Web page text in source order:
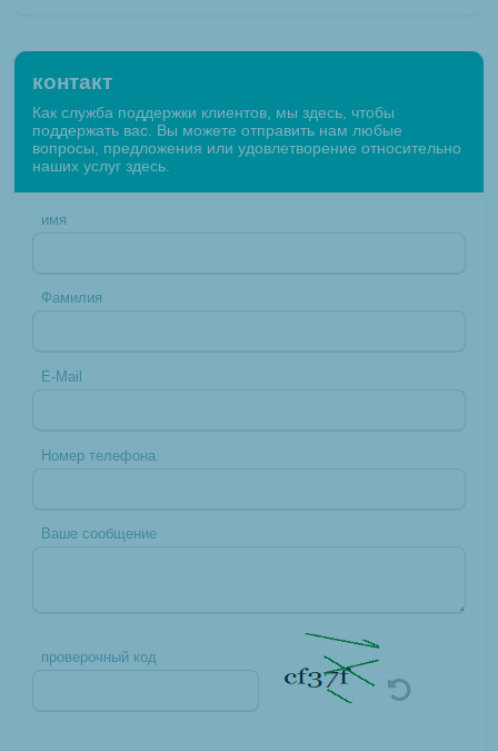
контакт
Как служба поддержки клиентов, мы здесь, чтобы
поддержать вас. Вы можете отправить нам любые
вопросы, предложения или удовлетворение относительно
наших услуг здесь.
имя
Фамилия
E-Mail
Номер телефона.
Ваше сообщение
проверочный код